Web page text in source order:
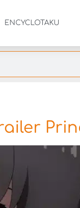
ENCYCLOTAKU